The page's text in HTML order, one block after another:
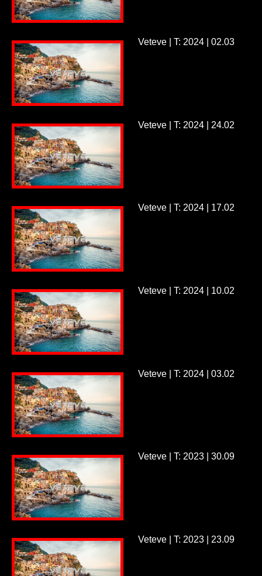
Veteve | T: 2024 | 02.03
Veteve | T: 2024 | 24.02
Veteve | T: 2024 | 17.02
Veteve | T: 2024 | 10.02
Veteve | T: 2024 | 03.02
Veteve | T: 2023 | 30.09
Veteve | T: 2023 | 23.09